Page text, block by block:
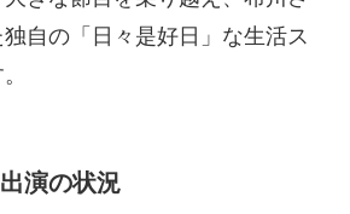
自の「日々是好日」な生活ス
演の状況